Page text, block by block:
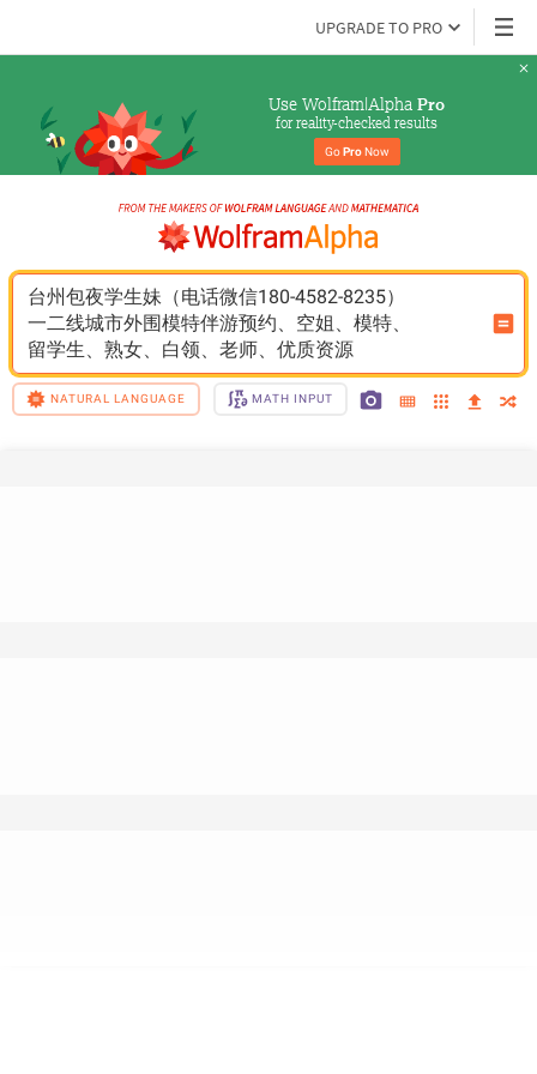
UPGRADE TO PRO
Use Wolfram|Alpha Pro
for reality-checked results
Go Pro Now
台州包夜学生妹（电话微信180-4582-8235）
一二线城市外围模特伴游预约、空姐、模特、
留学生、熟女、白领、老师、优质资源
NATURAL LANGUAGE MATH INPUT